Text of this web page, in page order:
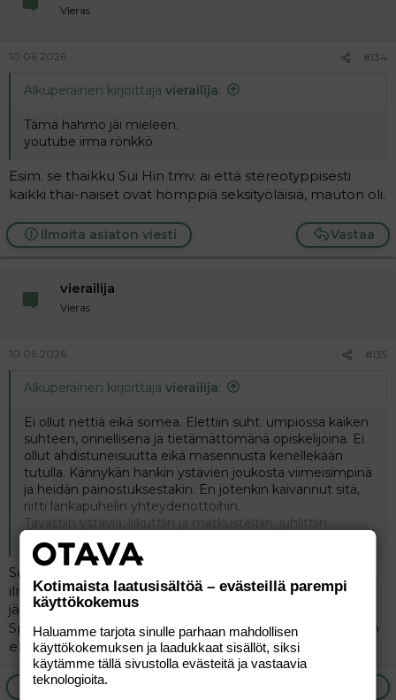
Vieras
10.06.2026 #134
Alkuperäinen kirjoittaja vierailija:
Tämä hahmo jäi mieleen.
youtube irma rönkkö
Esim. se thaikku Sui Hin tmv. ai että stereotyppisesti
kaikki thai-naiset ovat hömppiä seksityöläisiä, mauton oli.
Vastaa
Ilmoita asiaton viesti
vierailija
Vieras
10.06.2026 #135
Alkuperäinen kirjoittaja vierailija:
Ei ollut nettiä eikä somea. Elettiin suht. umpiossa kaiken
suhteen, onnellisena ja tietämättömänä opiskelijoina. Ei
ollut ahdistuneisuutta eikä masennusta kenellekään
tutulla. Kännykän hankin ystävien joukosta viimeisimpinä
ja heidän painostuksestakin. En jotenkin kaivannut sitä,
riitti lankapuhelin yhteydenottoihin.
Tavattiin ystäviä, liikuttiin ja matkusteltiin, juhlittiin.
En opiskelija-aikanakaan mitenkään erityisemmin
muistaakseni köyhäillyt. Oli opintorahat ja lainat otettiin.
viikonloppuisin töissä, jotta pääsin ulkomaille
matkustamaan ja oli muutenkin hieman leveämpää
käyttää rahaa.
Samanlaista elämää minullakin. Elin vuoteen 2011 asti
ilman nettiä kotona. Monta vuotta nettitaukoa sen
jälkeen, kun lapset muuttivat omilleen.
Spotify:ssa on hyvä filosofia-luentosarja omana itsenään
elämisestä.
Ilmoita asiaton viesti
Kotimaista laatusisältöä – evästeillä parempi
käyttökokemus
Haluamme tarjota sinulle parhaan mahdollisen
käyttökokemuksen ja laadukkaat sisällöt, siksi
käytämme tällä sivustolla evästeitä ja vastaavia
teknologioita.